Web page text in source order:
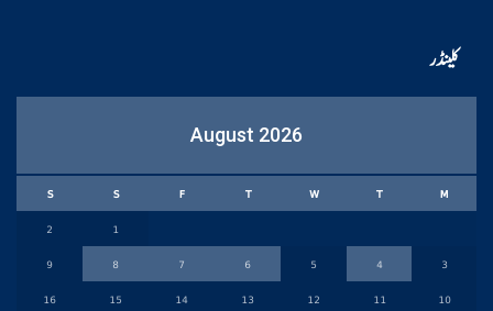
کلینڈر
August 2026
M
T
W
T
F
S
S
1
2
3
4
5
6
7
8
9
10
11
12
13
14
15
16